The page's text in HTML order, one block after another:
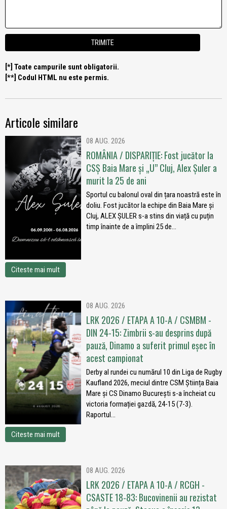
[*] Toate campurile sunt obligatorii.
[**] Codul HTML nu este permis.
Articole similare
08 AUG. 2026
ROMÂNIA / DISPARIȚIE: Fost jucător la
CSȘ Baia Mare și „U” Cluj, Alex Șuler a
murit la 25 de ani
Sportul cu balonul oval din țara noastră este în
doliu. Fost jucător la echipe din Baia Mare și
Cluj, ALEX ȘULER s-a stins din viață cu puțin
timp înainte de a împlini 25 de...
Citeste mai mult
08 AUG. 2026
LRK 2026 / ETAPA A 10-A / CSMBM -
DIN 24-15: Zimbrii s-au desprins după
pauză, Dinamo a suferit primul eșec în
acest campionat
Derby al rundei cu numărul 10 din Liga de Rugby
Kaufland 2026, meciul dintre CSM Știința Baia
Mare și CS Dinamo București s-a încheiat cu
victoria formației gazdă, 24-15 (7-3).
Raportul...
Citeste mai mult
08 AUG. 2026
LRK 2026 / ETAPA A 10-A / RCGH -
CSASTE 18-83: Bucovinenii au rezistat